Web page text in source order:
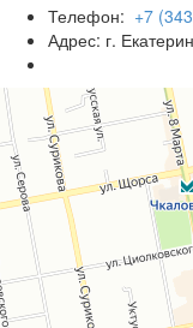
Телефон: +7
Адрес: г.